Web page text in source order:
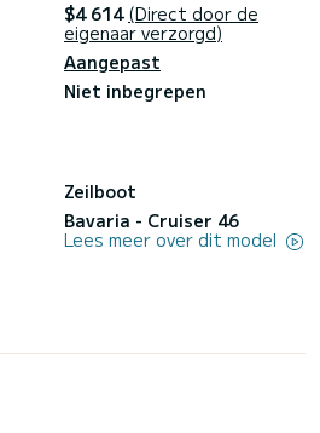
$4 614 (Direct door de
eigenaar verzorgd)
Aangepast
Niet inbegrepen
Zeilboot
Bavaria - Cruiser 46
Lees meer over dit model